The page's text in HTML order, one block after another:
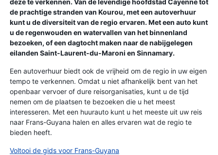
deze te verkennen. Van de levendige hoofdstad Cayenne tot
de prachtige stranden van Kourou, met een autoverhuur
kunt u de diversiteit van de regio ervaren. Met een auto kunt
u de regenwouden en watervallen van het binnenland
bezoeken, of een dagtocht maken naar de nabijgelegen
eilanden Saint-Laurent-du-Maroni en Sinnamary.
Een autoverhuur biedt ook de vrijheid om de regio in uw eigen
tempo te verkennen. Omdat u niet afhankelijk bent van het
openbaar vervoer of dure reisorganisaties, kunt u de tijd
nemen om de plaatsen te bezoeken die u het meest
interesseren. Met een huurauto kunt u het meeste uit uw reis
naar Frans-Guyana halen en alles ervaren wat de regio te
bieden heeft.
Voltooi de gids voor Frans-Guyana